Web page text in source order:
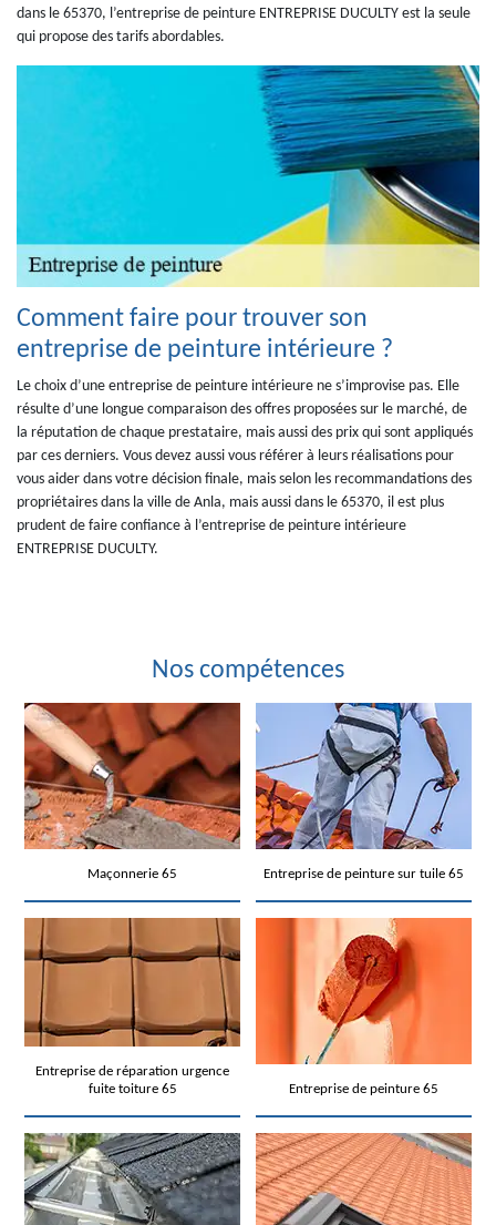
dans le 65370, l’entreprise de peinture ENTREPRISE DUCULTY est la seule
qui propose des tarifs abordables.
Comment faire pour trouver son
entreprise de peinture intérieure ?
Le choix d’une entreprise de peinture intérieure ne s’improvise pas. Elle
résulte d’une longue comparaison des offres proposées sur le marché, de
la réputation de chaque prestataire, mais aussi des prix qui sont appliqués
par ces derniers. Vous devez aussi vous référer à leurs réalisations pour
vous aider dans votre décision finale, mais selon les recommandations des
propriétaires dans la ville de Anla, mais aussi dans le 65370, il est plus
prudent de faire confiance à l’entreprise de peinture intérieure
ENTREPRISE DUCULTY.
Nos compétences
Maçonnerie 65 Entreprise de peinture sur tuile 65
Entreprise de réparation urgence
fuite toiture 65
Entreprise de peinture 65